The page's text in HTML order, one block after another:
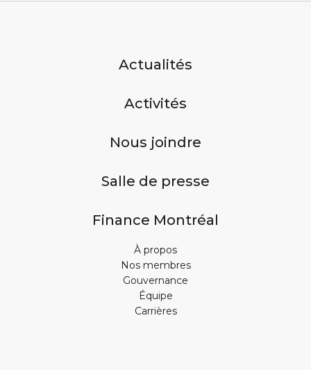
Actualités
Activités
Nous joindre
Salle de presse
Finance Montréal
À propos
Nos membres
Gouvernance
Équipe
Carrières